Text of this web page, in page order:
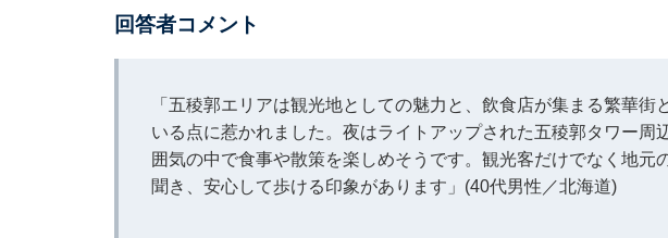
回答者コメント
「五稜郭エリアは観光地としての魅力と、飲食店が集まる繁華街
いる点に惹かれました。夜はライトアップされた五稜郭タワー周
囲気の中で食事や散策を楽しめそうです。観光客だけでなく地元
聞き、安心して歩ける印象があります」(40代男性／北海道)